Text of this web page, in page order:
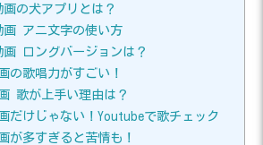
画の犬アプリとは？
画 アニ文字の使い方
画 ロングバージョンは？
の歌唱力がすごい！
歌が上手い理由は？
だけじゃない！Youtubeで歌チェック
が多すぎると苦情も！